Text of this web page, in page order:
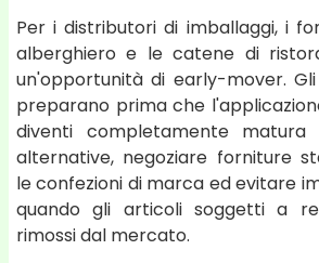
Per i distributori di imballaggi, i
alberghiero e le catene di
un'opportunità di early-mover.
preparano prima che
diventi completamente matura
alternative, negoziare forniture
le confezioni di marca ed evitare
quando gli articoli soggetti a
rimossi dal mercato.